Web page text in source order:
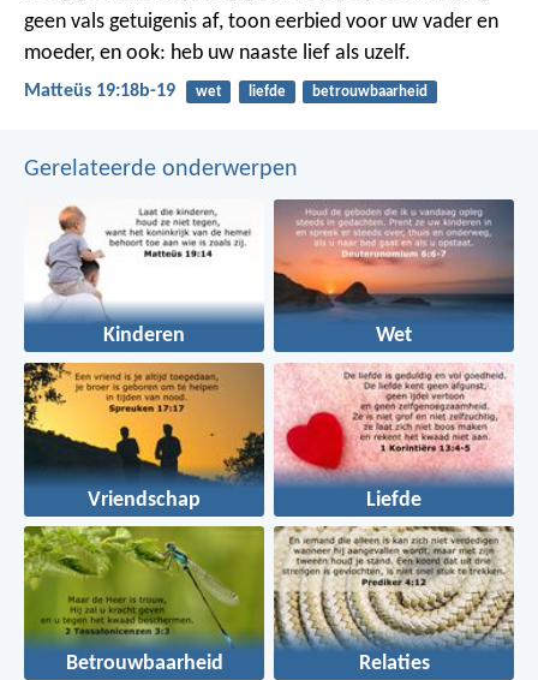
geen vals getuigenis af, toon eerbied voor uw vader en
moeder, en ook: heb uw naaste lief als uzelf.
Matteüs 19:18b-19 wet liefde betrouwbaarheid
Gerelateerde onderwerpen
Kinderen Wet
Vriendschap Liefde
Betrouwbaarheid Relaties